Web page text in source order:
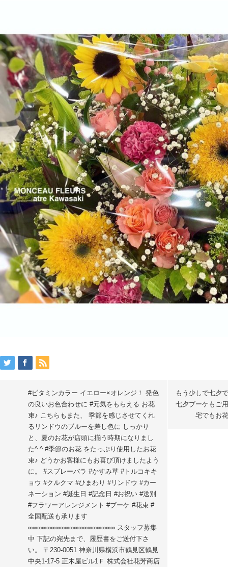
#ビタミンカラー イエロー×オレンジ！ 発色
の良いお色合わせに #元気をもらえる お花
束♪ こちらもまた、 季節を感じさせてくれ
るリンドウのブルーを差し色に しっかり
と、夏のお花が店頭に揃う時期になりまし
た^ ^ #季節のお花 をたっぷり使用したお花
束♪ どうかお客様にもお喜び頂けましたよう
に。 #スプレーバラ #かすみ草 #トルコキキ
ョウ #クルクマ #ひまわり #リンドウ #カー
ネーション #誕生日 #記念日 #お祝い #送別
#フラワーアレンジメント #ブーケ #花束 #
全国配送も承ります
∞∞∞∞∞∞∞∞∞∞∞∞∞∞∞∞∞∞∞ スタッフ募集
中 下記の宛先まで、履歴書をご送付下さ
い。 〒230-0051 神奈川県横浜市鶴見区鶴見
中央1-17-5 正木屋ビル1Ｆ 株式会社花芳商店
もう少しで七夕
七夕ブーケもご
宅でもお